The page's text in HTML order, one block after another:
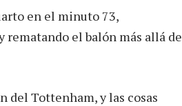
en el minuto 73,
rematando el balón más allá de
del Tottenham, y las cosas